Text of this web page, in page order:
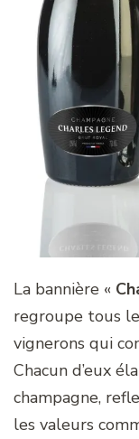
La bannière «
regroupe tous
vignerons qui
Chacun d’eux
champagne,
les valeurs